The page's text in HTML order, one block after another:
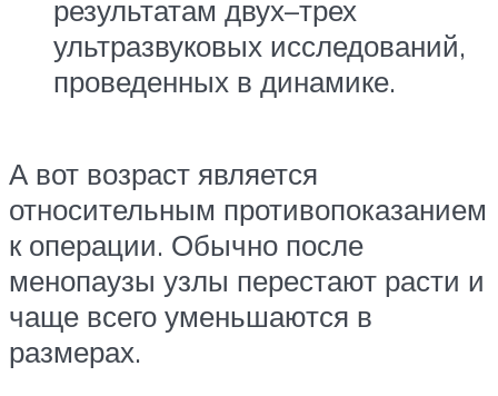
результатам двух–трех
ультразвуковых исследований,
проведенных в динамике.
А вот возраст является
относительным противопоказанием
к операции. Обычно после
менопаузы узлы перестают расти и
чаще всего уменьшаются в
размерах.